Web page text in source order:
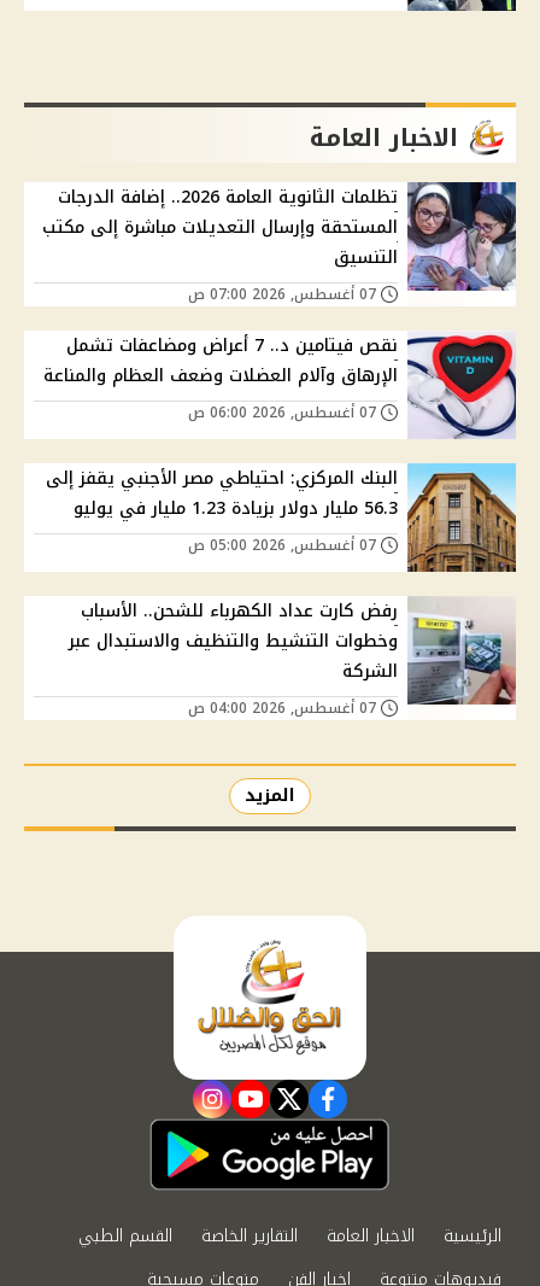
الاخبار العامة
تظلمات الثانوية العامة 2026.. إضافة الدرجات
المستحقة وإرسال التعديلات مباشرة إلى مكتب
التنسيق
نقص فيتامين د.. 7 أعراض ومضاعفات تشمل
الإرهاق وآلام العضلات وضعف العظام والمناعة
البنك المركزي: احتياطي مصر الأجنبي يقفز إلى
56.3 مليار دولار بزيادة 1.23 مليار في يوليو
رفض كارت عداد الكهرباء للشحن.. الأسباب
وخطوات التنشيط والتنظيف والاستبدال عبر
الشركة
المزيد
facebook
twitter
youtube
instagram
الرئيسية الاخبار العامة التقارير الخاصة
القسم الطبي
فيديوهات متنوعة
اخبار الفن منوعات مسيحية